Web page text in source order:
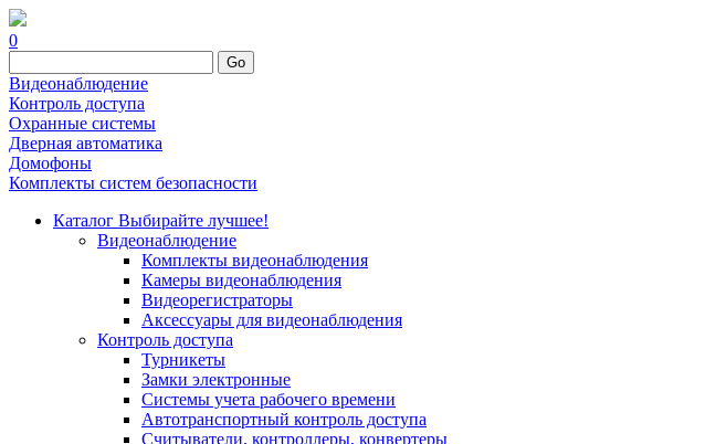
0
Go
Видеонаблюдение
Контроль доступа
Охранные системы
Дверная автоматика
Домофоны
Комплекты систем безопасности
Каталог Выбирайте лучшее!
Видеонаблюдение
Комплекты видеонаблюдения
Камеры видеонаблюдения
Видеорегистраторы
Аксессуары для видеонаблюдения
Контроль доступа
Турникеты
Замки электронные
Системы учета рабочего времени
Автотранспортный контроль доступа
Считыватели, контроллеры, конвертеры